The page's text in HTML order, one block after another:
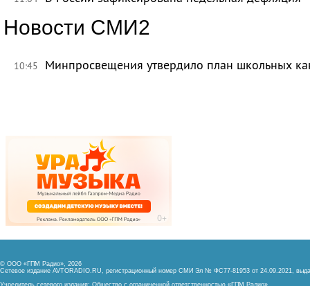
Новости СМИ2
10:45 Минпросвещения утвердило план школьных
© ООО «ГПМ Радио», 2026
Сетевое издание AVTORADIO.RU, регистрационный номер СМИ Эл № ФС77-81953 от 24.09.2021,